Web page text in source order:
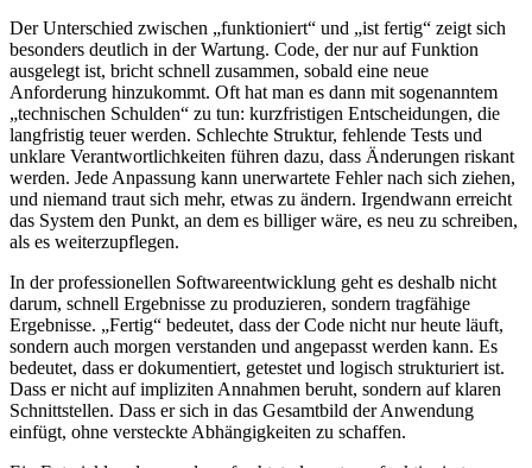
Der Unterschied zwischen „funktioniert“ und „ist fertig“ zeigt sich
besonders deutlich in der Wartung. Code, der nur auf Funktion
ausgelegt ist, bricht schnell zusammen, sobald eine neue
Anforderung hinzukommt. Oft hat man es dann mit sogenanntem
„technischen Schulden“ zu tun: kurzfristigen Entscheidungen, die
langfristig teuer werden. Schlechte Struktur, fehlende Tests und
unklare Verantwortlichkeiten führen dazu, dass Änderungen riskant
werden. Jede Anpassung kann unerwartete Fehler nach sich ziehen,
und niemand traut sich mehr, etwas zu ändern. Irgendwann erreicht
das System den Punkt, an dem es billiger wäre, es neu zu schreiben,
als es weiterzupflegen.
In der professionellen Softwareentwicklung geht es deshalb nicht
darum, schnell Ergebnisse zu produzieren, sondern tragfähige
Ergebnisse. „Fertig“ bedeutet, dass der Code nicht nur heute läuft,
sondern auch morgen verstanden und angepasst werden kann. Es
bedeutet, dass er dokumentiert, getestet und logisch strukturiert ist.
Dass er nicht auf impliziten Annahmen beruht, sondern auf klaren
Schnittstellen. Dass er sich in das Gesamtbild der Anwendung
einfügt, ohne versteckte Abhängigkeiten zu schaffen.